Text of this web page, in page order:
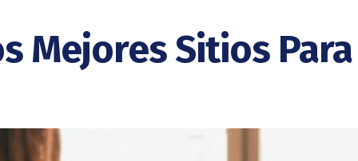
Mejores Sitios